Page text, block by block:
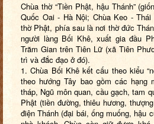
Chùa thờ “Tiền Phật, hậu Thánh”
Quốc Oai - Hà Nội; Chùa Keo -
thờ Phật, phía sau là nơi thờ đức
người làng Bối Khê, xuất gia đầu
Trăm Gian trên Tiên Lữ (xã Tiên
trì và đắc đạo ở đó).
1. Chùa Bối Khê kết cấu theo kiểu
theo hướng Tây bao gồm các
tháp, Ngũ môn quan, cầu gạch, tam
Phật (tiền đường, thiêu hương,
điện Thánh (đại bái, ống muống, hậu